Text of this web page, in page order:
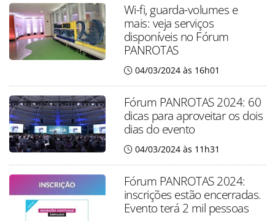
Wi-fi, guarda-volumes e
mais: veja serviços
disponíveis no Fórum
PANROTAS
04/03/2024 às 16h01
Fórum PANROTAS 2024: 60
dicas para aproveitar os dois
dias do evento
04/03/2024 às 11h31
Fórum PANROTAS 2024:
inscrições estão encerradas.
Evento terá 2 mil pessoas